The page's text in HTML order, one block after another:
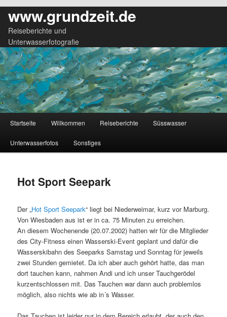
www.grundzeit.de
Reiseberichte und
Unterwasserfotografie
Zum
primären
springen
Zum
sekundären
springen
Startseite Willkommen Reiseberichte Süsswasser
Unterwasserfotos Sonstiges
Hot Sport Seepark
Der „Hot Sport Seepark“ liegt bei Niederweimar, kurz vor Marburg.
Von Wiesbaden aus ist er in ca. 75 Minuten zu erreichen.
An diesem Wochenende (20.07.2002) hatten wir für die Mitglieder
des City-Fitness einen Wasserski-Event geplant und dafür die
Wasserskibahn des Seeparks Samstag und Sonntag für jeweils
zwei Stunden gemietet. Da ich aber auch gehört hatte, das man
dort tauchen kann, nahmen Andi und ich unser Tauchgerödel
kurzentschlossen mit. Das Tauchen war dann auch problemlos
möglich, also nichts wie ab in´s Wasser.